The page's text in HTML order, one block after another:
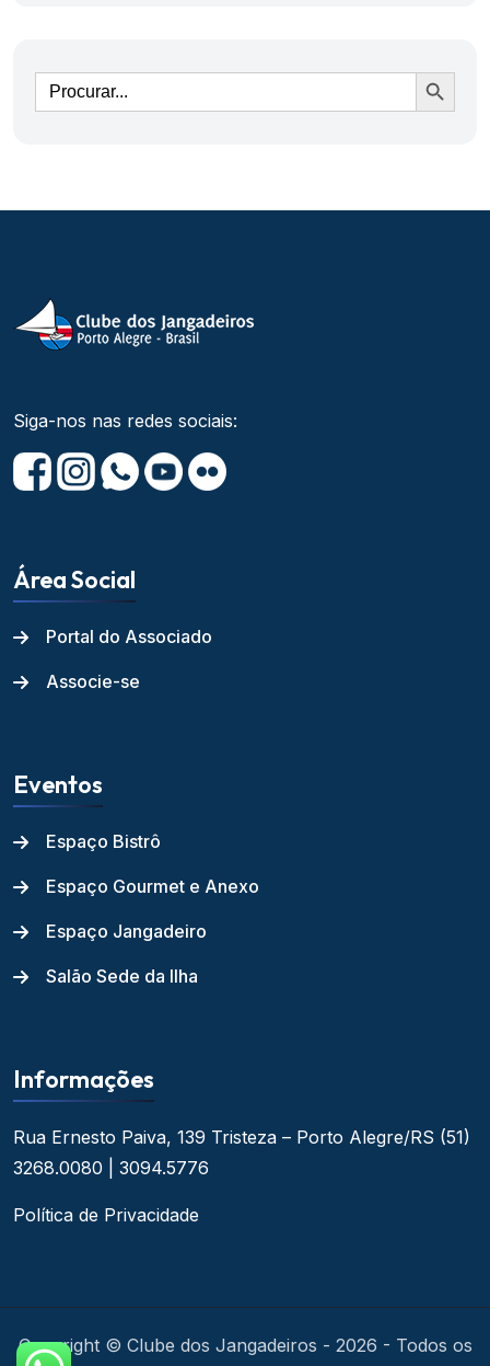
Ir
Siga-nos nas redes sociais:
Área Social
Portal do Associado
Associe-se
Eventos
Espaço Bistrô
Espaço Gourmet e Anexo
Espaço Jangadeiro
Salão Sede da Ilha
Informações
Rua Ernesto Paiva, 139 Tristeza – Porto Alegre/RS (51)
3268.0080 | 3094.5776
Política de Privacidade
Copyright © Clube dos Jangadeiros - 2026 - Todos os